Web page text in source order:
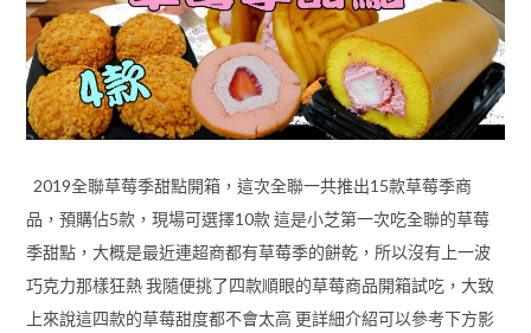
2019全聯草莓季甜點開箱，這次全聯一共推出15款草莓季商
品，預購佔5款，現場可選擇10款 這是小芝第一次吃全聯的草莓
季甜點，大概是最近連超商都有草莓季的餅乾，所以沒有上一波
巧克力那樣狂熱 我隨便挑了四款順眼的草莓商品開箱試吃，大致
上來說這四款的草莓甜度都不會太高 更詳細介紹可以參考下方影